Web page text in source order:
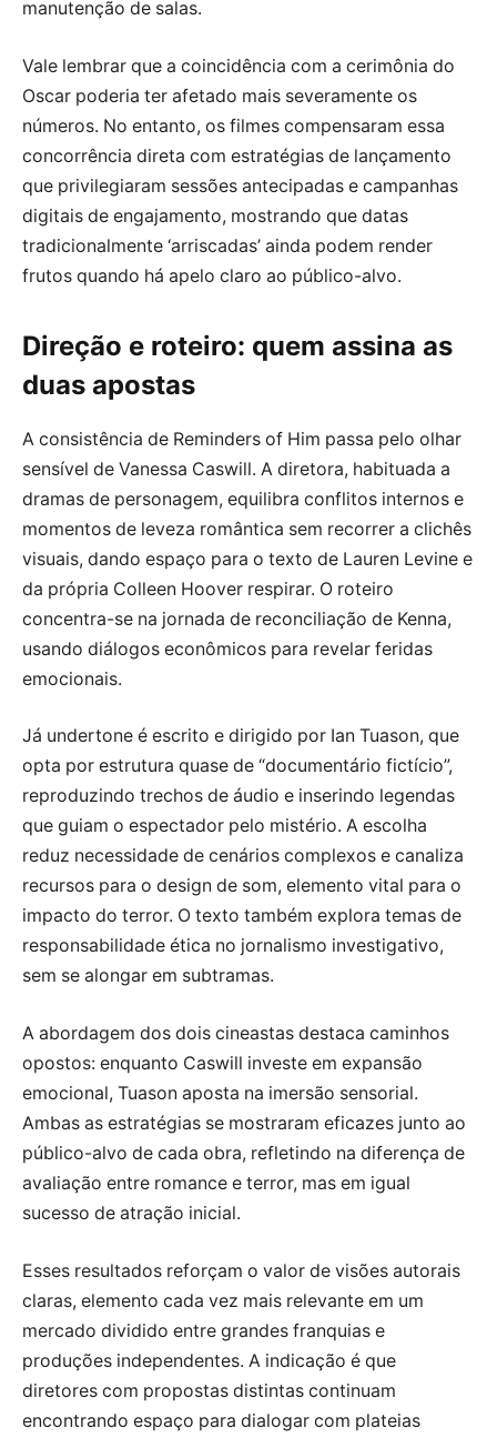
manutenção de salas.
Vale lembrar que a coincidência com a cerimônia do
Oscar poderia ter afetado mais severamente os
números. No entanto, os filmes compensaram essa
concorrência direta com estratégias de lançamento
que privilegiaram sessões antecipadas e campanhas
digitais de engajamento, mostrando que datas
tradicionalmente ‘arriscadas’ ainda podem render
frutos quando há apelo claro ao público-alvo.
Direção e roteiro: quem assina as
duas apostas
A consistência de Reminders of Him passa pelo olhar
sensível de Vanessa Caswill. A diretora, habituada a
dramas de personagem, equilibra conflitos internos e
momentos de leveza romântica sem recorrer a clichês
visuais, dando espaço para o texto de Lauren Levine e
da própria Colleen Hoover respirar. O roteiro
concentra-se na jornada de reconciliação de Kenna,
usando diálogos econômicos para revelar feridas
emocionais.
Já undertone é escrito e dirigido por Ian Tuason, que
opta por estrutura quase de “documentário fictício”,
reproduzindo trechos de áudio e inserindo legendas
que guiam o espectador pelo mistério. A escolha
reduz necessidade de cenários complexos e canaliza
recursos para o design de som, elemento vital para o
impacto do terror. O texto também explora temas de
responsabilidade ética no jornalismo investigativo,
sem se alongar em subtramas.
A abordagem dos dois cineastas destaca caminhos
opostos: enquanto Caswill investe em expansão
emocional, Tuason aposta na imersão sensorial.
Ambas as estratégias se mostraram eficazes junto ao
público-alvo de cada obra, refletindo na diferença de
avaliação entre romance e terror, mas em igual
sucesso de atração inicial.
Esses resultados reforçam o valor de visões autorais
claras, elemento cada vez mais relevante em um
mercado dividido entre grandes franquias e
produções independentes. A indicação é que
diretores com propostas distintas continuam
encontrando espaço para dialogar com plateias